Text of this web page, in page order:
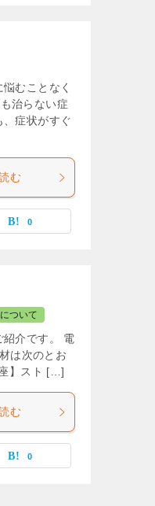
むことなく
治らない症
症状がすぐ
む
0
ついて
紹介です。 電
は次のとお
】スト […]
む
0